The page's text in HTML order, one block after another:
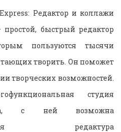
Редактор и коллажи
простой, быстрый редактор
пользуются тысячи
творить. Он поможет
творческих возможностей.
студия
с ней возможна
редактура